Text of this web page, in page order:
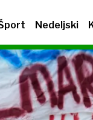
Nedeljski